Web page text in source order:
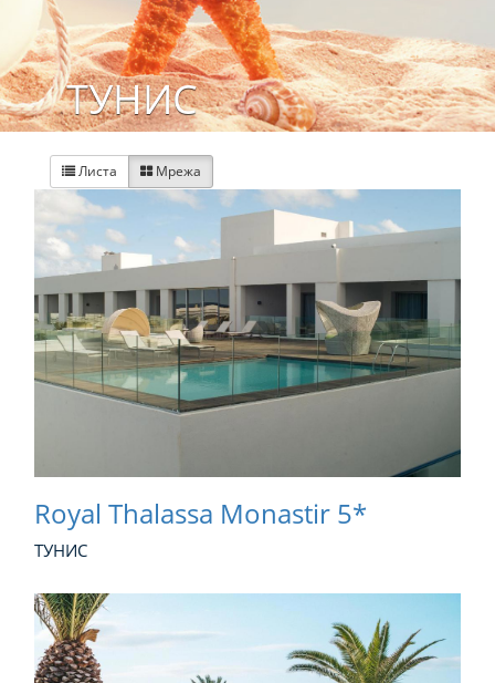
ТУНИС
Листа Мрежа
Royal Thalassa Monastir 5*
ТУНИС